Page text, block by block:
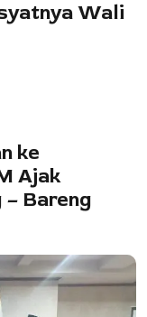
Wali
ke
Ajak
Bareng